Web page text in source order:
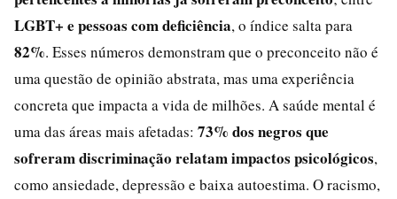
LGBT+ e pessoas com deficiência, o índice salta para
82%. Esses números demonstram que o preconceito não é
uma questão de opinião abstrata, mas uma experiência
concreta que impacta a vida de milhões. A saúde mental é
uma das áreas mais afetadas: 73% dos negros que
sofreram discriminação relatam impactos psicológicos,
como ansiedade, depressão e baixa autoestima. O racismo,